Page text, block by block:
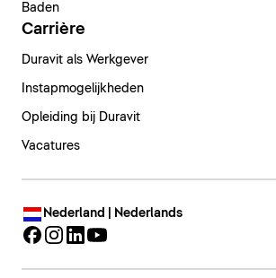
Baden
Carrière
Duravit als Werkgever
Instapmogelijkheden
Opleiding bij Duravit
Vacatures
Nederland | Nederlands